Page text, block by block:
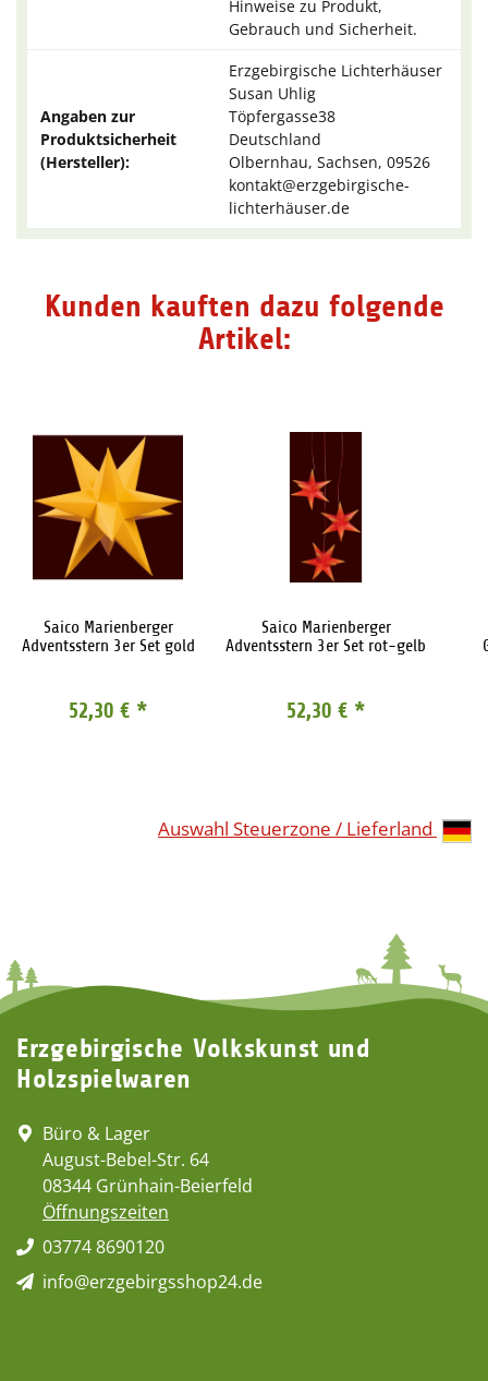
Hinweise zu Produkt,
Gebrauch und Sicherheit.
Angaben zur
Produktsicherheit
(Hersteller):
Erzgebirgische Lichterhäuser
Susan Uhlig
Töpfergasse38
Deutschland
Olbernhau, Sachsen, 09526
kontakt@erzgebirgische-
lichterhäuser.de
Kunden kauften dazu folgende
Artikel:
Saico Marienberger
Adventsstern 3er Set gold
52,30 € *
Saico Marienberger
Adventsstern 3er Set rot-gelb
52,30 € *
Auswahl Steuerzone / Lieferland
Erzgebirgische Volkskunst und
Holzspielwaren
Büro & Lager
August-Bebel-Str. 64
08344 Grünhain-Beierfeld
Öffnungszeiten
03774 8690120
info@erzgebirgsshop24.de